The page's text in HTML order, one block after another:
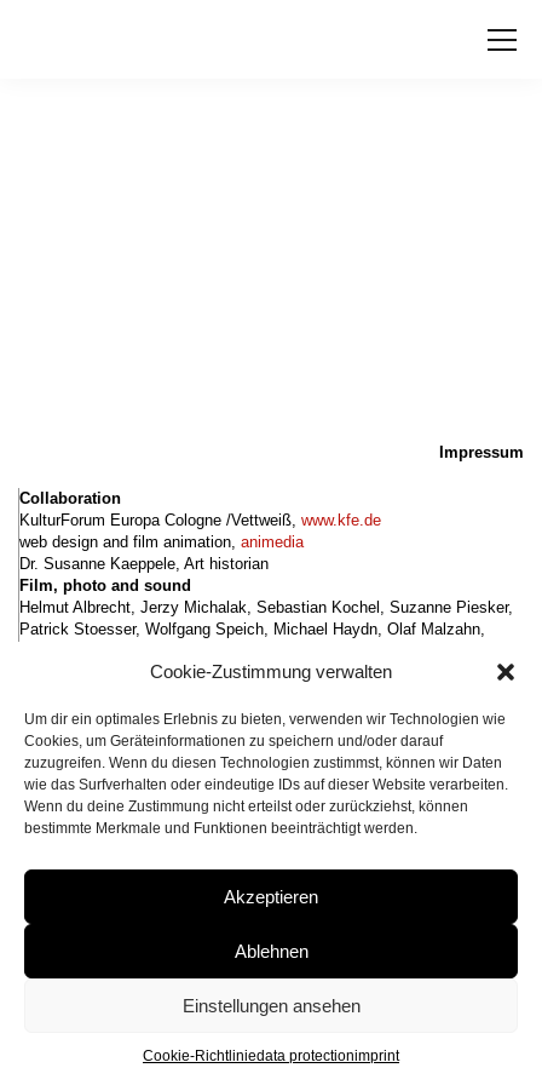
Cookie-Zustimmung verwalten
Um dir ein optimales Erlebnis zu bieten, verwenden wir Technologien wie
Cookies, um Geräteinformationen zu speichern und/oder darauf
zuzugreifen. Wenn du diesen Technologien zustimmst, können wir Daten
wie das Surfverhalten oder eindeutige IDs auf dieser Website verarbeiten.
Wenn du deine Zustimmung nicht erteilst oder zurückziehst, können
bestimmte Merkmale und Funktionen beeinträchtigt werden.
Akzeptieren
Ablehnen
Einstellungen ansehen
Cookie-Richtliniedata protectionimprint
Impressum
Collaboration
KulturForum Europa Cologne /Vettweiß, www.kfe.de
web design and film animation, animedia
Dr. Susanne Kaeppele, Art historian
Film, photo and sound
Helmut Albrecht, Jerzy Michalak, Sebastian Kochel, Suzanne Piesker,
Patrick Stoesser, Wolfgang Speich, Michael Haydn, Olaf Malzahn,
Laskarevska, Alexander Loś, Horst Herz, Christoph Ainedter
Bronek Cegielski, Łukasz Glonek, Hans Kühner, Gerhard Ringhof,
Steffen Ringhof, Rüdiger Seufert
Actors
Volodimir Bumatsenko, Stefan Dyck
Sponsors
imprint data protection